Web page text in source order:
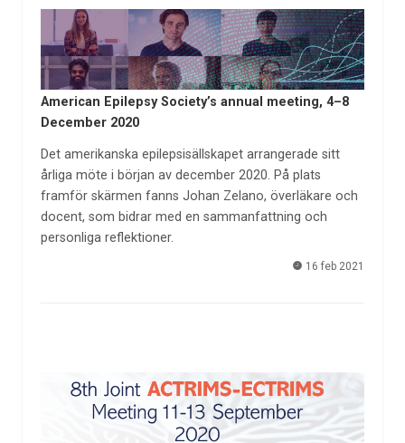
American Epilepsy Society’s annual meeting, 4–8
December 2020
Det amerikanska epilepsisällskapet arrangerade sitt
årliga möte i början av december 2020. På plats
framför skärmen fanns Johan Zelano, överläkare och
docent, som bidrar med en sammanfattning och
personliga reflektioner.
16 feb 2021